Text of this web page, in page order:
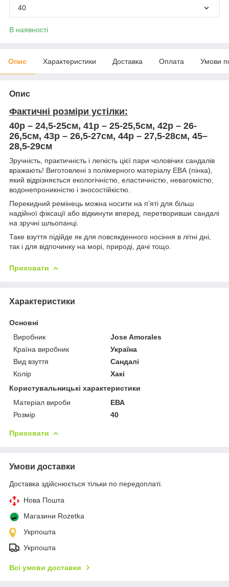
40
В наявності
Опис Характеристики Доставка Оплата Умови
Опис
Фактичні розміри устілки:
40р – 24,5-25см, 41р – 25-25,5см, 42р – 26-
26,5см, 43р – 26,5-27см, 44р – 27,5-28см, 45–
28,5-29см
Зручність, практичність і легкість цієї пари чоловічих сандалів
вражають! Виготовлені з полімерного матеріалу ЕВА (пінка),
який відрізняється екологічністю, еластичністю, невагомістю,
водонепроникністю і зносостійкістю.
Перекидний ремінець можна носити на п’яті для більш
надійної фіксації або відкинути вперед, перетворивши сандалі
на зручні шльопанці.
Таке взуття підійде як для повсякденного носіння в літні дні,
так і для відпочинку на морі, природі, дачі тощо.
Приховати
Характеристики
Основні
Виробник
Jose Amorales
Країна виробник
Україна
Вид взуття
Сандалі
Колір
Хакі
Користувальницькі характеристики
Матеріал вироби
ЕВА
Розмір
40
Приховати
Умови доставки
Доставка здійснюється тільки по передоплаті.
Нова Пошта
Магазини Rozetka
Укрпошта
Укрпошта
Всі умови доставки